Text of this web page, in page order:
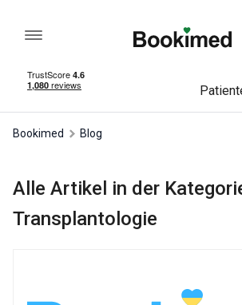
Bookimed Blog
Alle Artikel in der
Transplantologie